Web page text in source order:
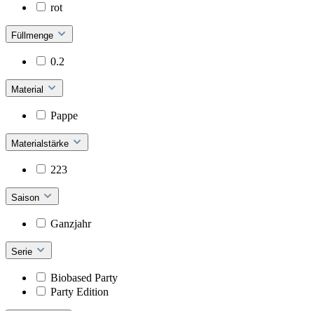
rot
Füllmenge
0.2
Material
Pappe
Materialstärke
223
Saison
Ganzjahr
Serie
Biobased Party
Party Edition